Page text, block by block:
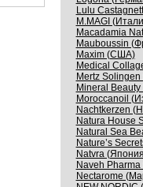
Lulu
M.MAGI
Macadamia
Mauboussin
Maxim (США)
Medical
Mertz
Mineral
Moroccanoil
Nachtkerzen
Natura House
Natural Sea
Nature’s
Natvra
Naveh
Nectarome